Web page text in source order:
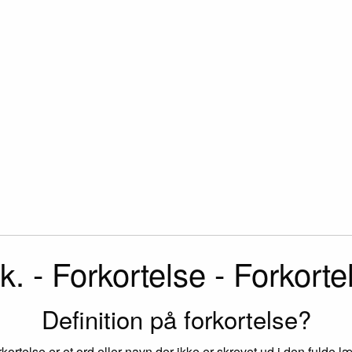
- Forkortelse -
Definition på forkortelse?